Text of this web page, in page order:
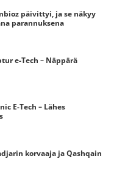
päivittyi, ja se näkyy
parannuksena
e-Tech – Näppärä
E-Tech – Lähes
korvaaja ja Qashqain